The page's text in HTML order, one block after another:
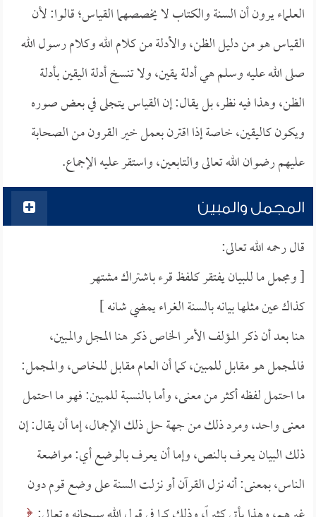
العلماء يرون أن السنة والكتاب لا يخصصهما القياس؛ قالوا: لأن
القياس هو من دليل الظن، والأدلة من كلام الله وكلام رسول الله
صلى الله عليه وسلم هي أدلة يقين، ولا تنسخ أدلة اليقين بأدلة
الظن، وهذا فيه نظر، بل يقال: إن القياس يتجلى في بعض صوره
ويكون كاليقين، خاصة إذا اقترن بعمل خير القرون من الصحابة
عليهم رضوان الله تعالى والتابعين، واستقر عليه الإجماع.
المجمل والمبين
قال رحمه الله تعالى:
[ ومجمل ما للبيان يفتقر كلفظ قرء باشتراك مشتهر
كذاك عين مثلها بيانه بالسنة الغراء يمضي شانه ]
هنا بعد أن ذكر المؤلف الأمر الخاص ذكر هنا المجل والمبين،
فالمجمل هو مقابل للمبين، كما أن العام مقابل للخاص، والمجمل:
ما احتمل لفظه أكثر من معنى، وأما بالنسبة للمبين: فهو ما احتمل
معنى واحد، ومرد ذلك من جهة حل ذلك الإجمال، إما أن يقال: إن
ذلك البيان يعرف بالنص، وإما أن يعرف بالوضع أي: مواضعة
الناس، بمعنى: أنه نزل القرآن أو نزلت السنة على وضع قوم دون